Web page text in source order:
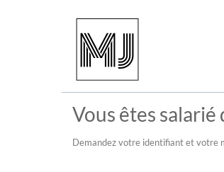
Vous êtes
Demandez votre identifiant et votre